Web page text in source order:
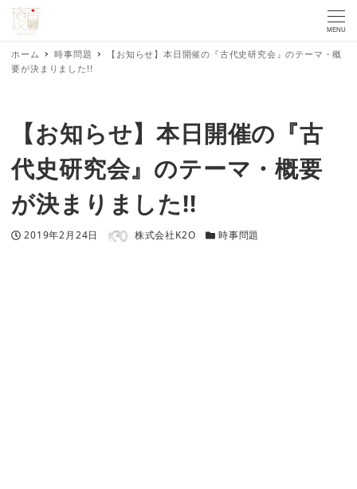
MENU
ホーム 時事問題
【お知らせ】本日開催の『古代史研究会』のテーマ・概
要が決まりました!!
【お知らせ】本日開催の『古
代史研究会』のテーマ・概要
が決まりました!!
投稿日
2019年2月24日 著者 株式会社K2O カテゴリー
時事問題